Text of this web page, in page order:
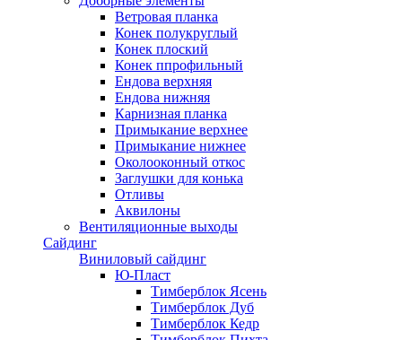
Ветровая планка
Конек полукруглый
Конек плоский
Конек ппрофильный
Ендова верхняя
Ендова нижняя
Карнизная планка
Примыкание верхнее
Примыкание нижнее
Околооконный откос
Заглушки для конька
Отливы
Аквилоны
Вентиляционные выходы
Сайдинг
Виниловый сайдинг
Ю-Пласт
Тимберблок Ясень
Тимберблок Дуб
Тимберблок Кедр